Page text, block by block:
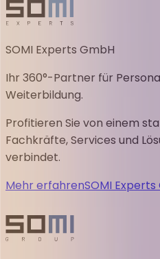
SOMI Experts GmbH
Ihr 360°-Partner für
Weiterbildung.
Profitieren Sie von einem
Fachkräfte, Services und
verbindet.
Mehr erfahrenSOMI Experts